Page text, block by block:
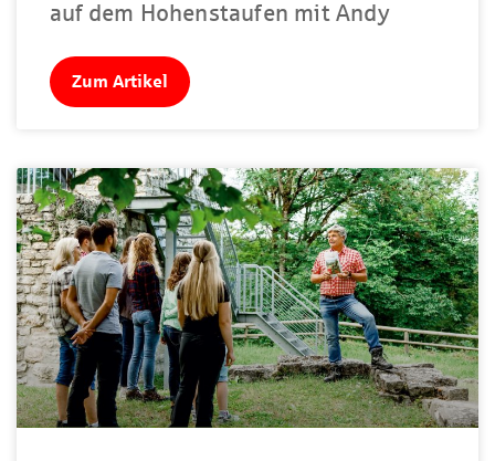
auf dem Hohenstaufen mit Andy
Zum Artikel